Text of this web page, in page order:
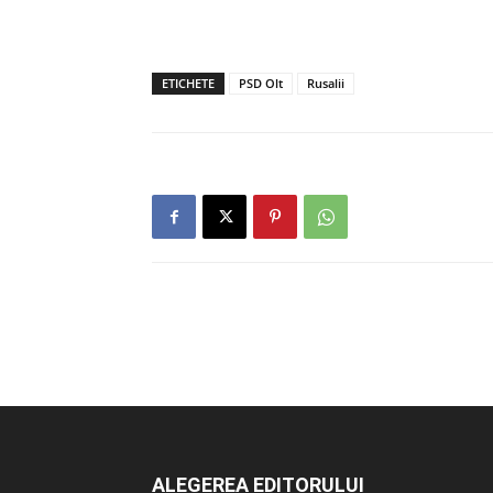
ETICHETE PSD Olt Rusalii
ALEGEREA EDITORULUI